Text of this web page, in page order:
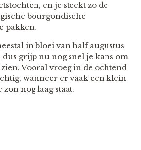
en je steekt zo de
bourgondische
pakken.
in bloei van half augustus
dus grijp nu nog snel je kans om
zien. Vooral vroeg in de ochtend
wanneer er vaak een klein
zon nog laag staat.